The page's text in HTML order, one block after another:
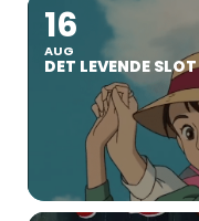
16
AUG
DET LEVENDE